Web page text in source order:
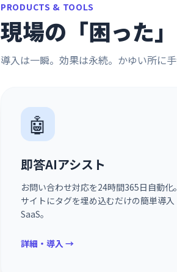
PRODUCTS & TOOLS
現場の「困った
導入は一瞬。効果は永続。かゆい所に
🤖
即答AIアシスト
お問い合わせ対応を24時間365日自動化。
サイトにタグを埋め込むだけの簡単導入
SaaS。
詳細・導入 →